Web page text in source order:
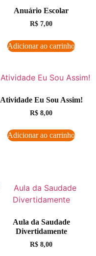
Anuário Escolar
R$ 7,00
Adicionar ao carrinho
Atividade Eu Sou Assim!
R$ 8,00
Adicionar ao carrinho
Aula da Saudade
Divertidamente
R$ 8,00